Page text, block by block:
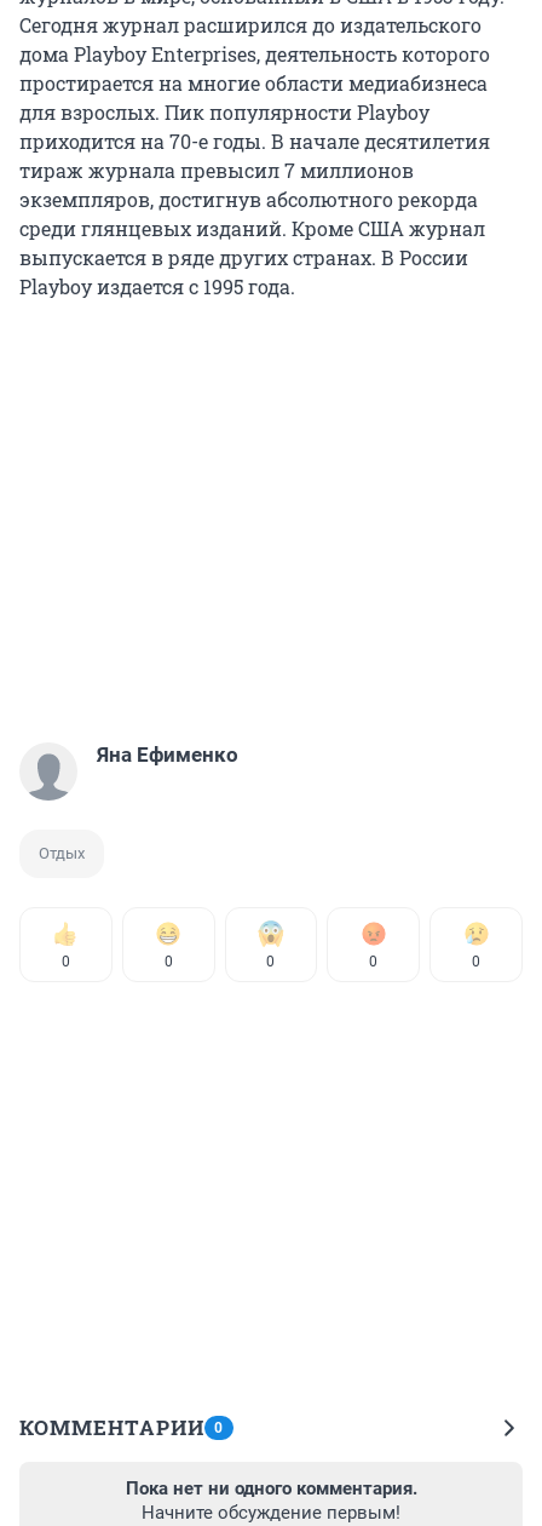
Сегодня журнал расширился до издательского
дома Playboy Enterprises, деятельность которого
простирается на многие области медиабизнеса
для взрослых. Пик популярности Playboy
приходится на 70-е годы. В начале десятилетия
тираж журнала превысил 7 миллионов
экземпляров, достигнув абсолютного рекорда
среди глянцевых изданий. Кроме США журнал
выпускается в ряде других странах. В России
Playboy издается с 1995 года.
Яна Ефименко
Отдых
0 0 0 0 0
КОММЕНТАРИИ 0
Пока нет ни одного комментария.
Начните обсуждение первым!